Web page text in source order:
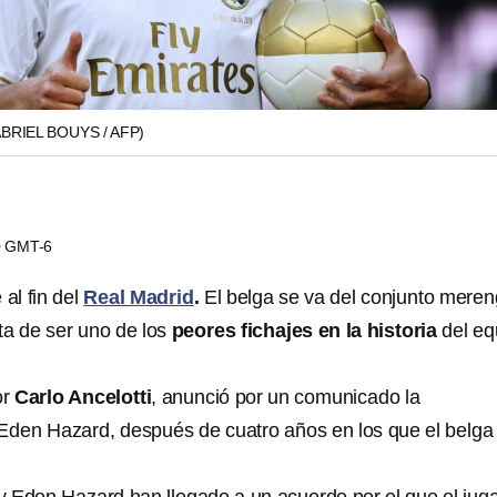
BOUYS / AFP)
GMT-6
al fin del Real Madrid . El belga se va del conjunto
de ser uno de los peores fichajes en la historiadel
Carlo Ancelotti, anunció por un comunicado la
Hazard, después de cuatro años en los que el belga